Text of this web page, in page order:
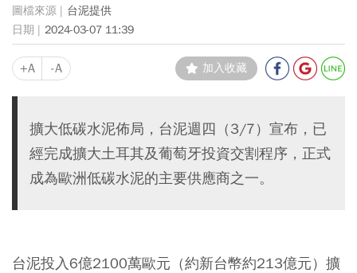
台泥提供
2024-03-07 11:39
+A -A 加入收藏
擴大低碳水泥佈局，台泥週四（3/7）宣布，已
經完成擴大土耳其及葡萄牙投資交割程序，正式
成為歐洲低碳水泥的主要供應商之一。
台泥投入6億2100萬歐元（約新台幣約213億元）擴